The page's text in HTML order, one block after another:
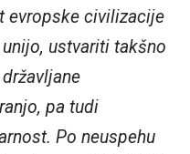
evropske civilizacije
ustvariti takšno
pa tudi
Po neuspehu